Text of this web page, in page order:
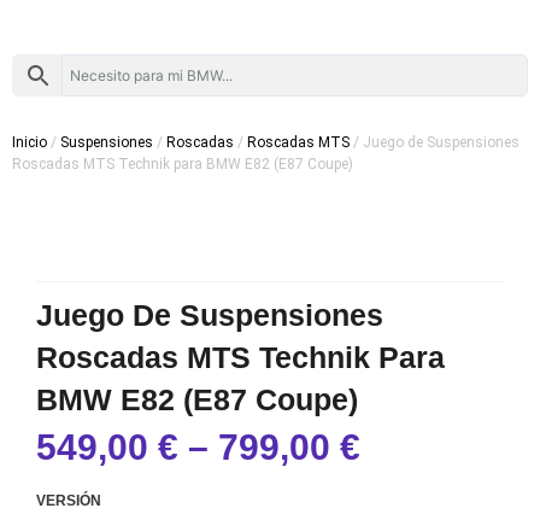
Inicio / Suspensiones / Roscadas / Roscadas MTS / Juego de Suspensiones
Roscadas MTS Technik para BMW E82 (E87 Coupe)
Juego De Suspensiones
Roscadas MTS Technik Para
BMW E82 (E87 Coupe)
549,00 € – 799,00 €
VERSIÓN
Juego